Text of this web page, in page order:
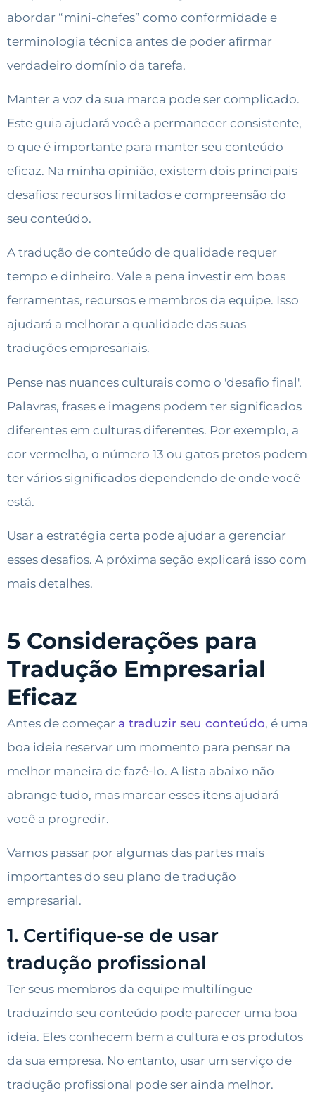
abordar “mini-chefes” como conformidade e
terminologia técnica antes de poder afirmar
verdadeiro domínio da tarefa.
Manter a voz da sua marca pode ser complicado.
Este guia ajudará você a permanecer consistente,
o que é importante para manter seu conteúdo
eficaz. Na minha opinião, existem dois principais
desafios: recursos limitados e compreensão do
seu conteúdo.
A tradução de conteúdo de qualidade requer
tempo e dinheiro. Vale a pena investir em boas
ferramentas, recursos e membros da equipe. Isso
ajudará a melhorar a qualidade das suas
traduções empresariais.
Pense nas nuances culturais como o 'desafio final'.
Palavras, frases e imagens podem ter significados
diferentes em culturas diferentes. Por exemplo, a
cor vermelha, o número 13 ou gatos pretos podem
ter vários significados dependendo de onde você
está.
Usar a estratégia certa pode ajudar a gerenciar
esses desafios. A próxima seção explicará isso com
mais detalhes.
5 Considerações para
Tradução Empresarial
Eficaz
Antes de começar a traduzir seu conteúdo, é uma
boa ideia reservar um momento para pensar na
melhor maneira de fazê-lo. A lista abaixo não
abrange tudo, mas marcar esses itens ajudará
você a progredir.
Vamos passar por algumas das partes mais
importantes do seu plano de tradução
empresarial.
1. Certifique-se de usar
tradução profissional
Ter seus membros da equipe multilíngue
traduzindo seu conteúdo pode parecer uma boa
ideia. Eles conhecem bem a cultura e os produtos
da sua empresa. No entanto, usar um serviço de
tradução profissional pode ser ainda melhor.